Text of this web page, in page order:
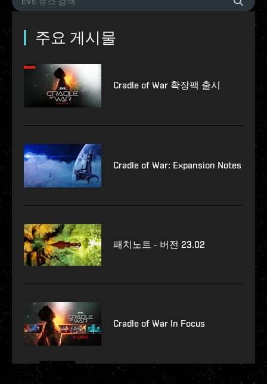
주요 게시물
Cradle of War 확장팩 출시
Cradle of War: Expansion Notes
패치노트 - 버전 23.02
Cradle of War In Focus